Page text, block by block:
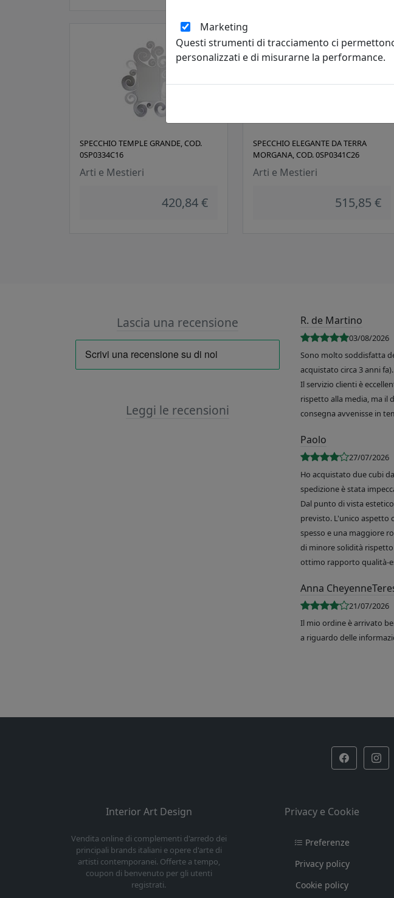
SPECCHIO TEMPLE GRANDE, COD.
0SP0334C16
Arti e Mestieri
420,84 €
SPECCHIO ELEGANTE DA TERRA
MORGANA, COD. 0SP0341C26
Arti e Mestieri
515,85 €
Lascia una recensione
Leggi le recensioni
R. de Martino
03/08/2026
Sono molto soddisfatta
acquistato circa 3 anni
Il servizio clienti è
rispetto alla media, ma il
consegna avvenisse in
Paolo
27/07/2026
Ho acquistato due cubi
spedizione è stata
Dal punto di vista
previsto. L'unico aspetto
spesso e una maggiore
di minore solidità
ottimo rapporto qualità-
Anna
21/07/2026
Il mio ordine è arrivato
a riguardo delle
Marketing
Questi strumenti di tracciamento ci
personalizzati e di misurarne la performance.
Interior Art Design
Vendita online di complementi d'arredo dei
principali brands italiani e opere d'arte di
artisti contemporanei. Offerte a tempo,
coupon di benvenuto per gli utenti
registrati.
Privacy e Cookie
Preferenze
Privacy policy
Cookie policy